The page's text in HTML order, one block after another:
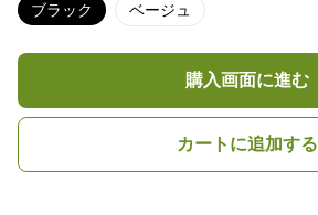
ブラック ベージュ
購入画面に進む
カートに追加する